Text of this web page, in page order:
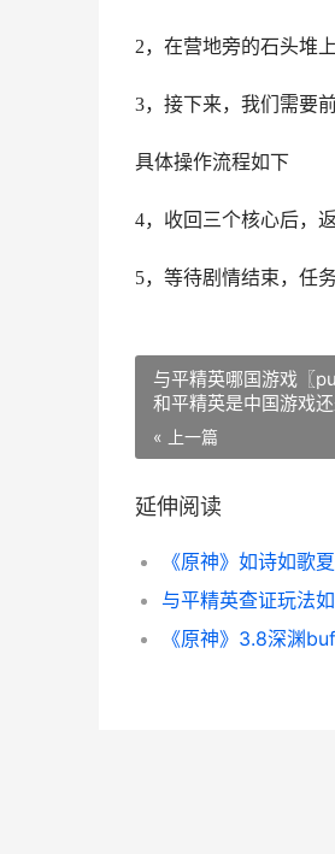
2，在营地旁的石头堆
3，接下来，我们需要
具体操作流程如下
4，收回三个核心后，
5，等待剧情结束，任
与平精英哪国游戏〖
和平精英是中国游戏
« 上一篇
延伸阅读
《原神》如诗如歌
与平精英查证玩法
《原神》3.8深渊